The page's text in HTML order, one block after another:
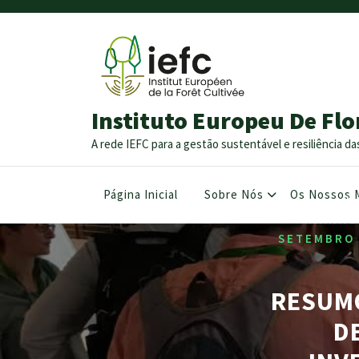
Instituto Europeu De
A rede IEFC para a gestão sustentável e resiliência
Página Inicial Sobre Nós Os Nossos